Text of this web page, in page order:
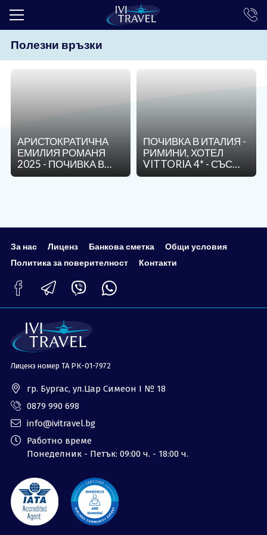
ТОП ОФЕРТИ
КРУИЗИ
LAST MINUTE
ТРАНСФЕРИ
ОЩЕ
Банкова сметка
Политика за
поверителност
0879 990 698 Запитване
Полезни връзки
АРИСТОКРАТИЧНА
ЕМИЛИЯ РОМАНЯ
2025 - ПОЧИВКА В
РИМИНИ
ПОЧИВКА В ИТАЛИЯ -
РИМИНИ, ХОТЕЛ
VITTORIA 4* - СЪС
САМОЛЕТ И
За нас Лиценз Банкова сметка
Общи условия
Политика за поверителност
Контакти
Лиценз номер ТА РК-01-7972
гр. Бургас, ул.Цар Симеон I № 18
0879 990 698
info@ivitravel.bg
Работно време
Понеделник - Петък: 09:00 ч. - 18:00 ч.